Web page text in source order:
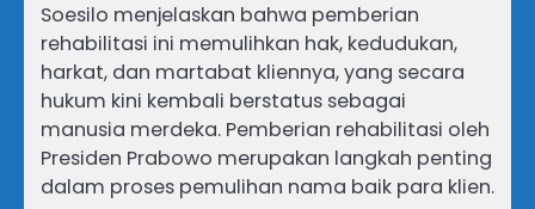
​Soesilo menjelaskan bahwa pemberian
rehabilitasi ini memulihkan hak, kedudukan,
harkat, dan martabat kliennya, yang secara
hukum kini kembali berstatus sebagai
manusia merdeka. Pemberian rehabilitasi oleh
Presiden Prabowo merupakan langkah penting
dalam proses pemulihan nama baik para klien.